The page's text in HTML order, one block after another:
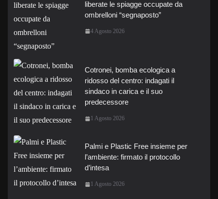
liberate le spiagge occupate da
ombrelloni “segnaposto”
4 Agosto 2026
Cotronei, bomba ecologica a
ridosso del centro: indagati il
sindaco in carica e il suo
predecessore
1 Agosto 2026
Palmi e Plastic Free insieme per
l’ambiente: firmato il protocollo
d’intesa
1 Agosto 2026